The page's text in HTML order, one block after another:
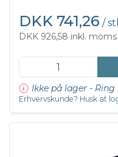
DKK 741,26 /
DKK 926,58 inkl. moms
Ikke på lager -
Erhvervskunde? Husk at